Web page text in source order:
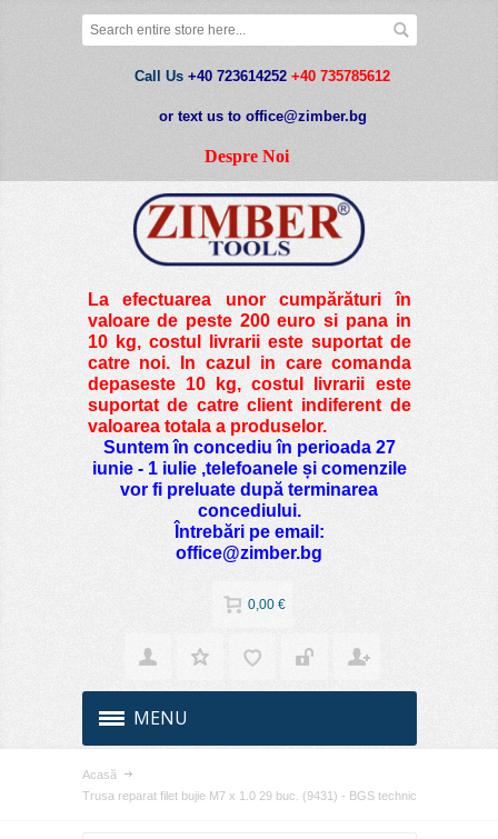
Call Us +40 723614252 +40 735785612
or text us to office@zimber.bg
Despre Noi
La efectuarea unor cumpărături în
valoare de peste200 euro si pana in
10 kg, costul livrarii este suportat de
catre noi. In cazul in care comanda
depaseste 10 kg, costul livrarii este
suportat de catre client indiferent de
valoarea totala a produselor.
Suntem în concediu în perioada 27
iunie - 1 iulie ,telefoanele și comenzile
vor fi preluate după terminarea
concediului.
Întrebări pe email:
office@zimber.bg
0,00 €
MENU
Acasă
Trusa reparat filet bujie M7 x 1.0 29 buc. (9431) - BGS technic